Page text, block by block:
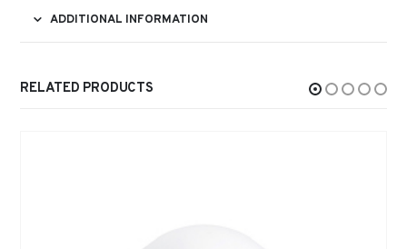
ADDITIONAL INFORMATION
RELATED PRODUCTS